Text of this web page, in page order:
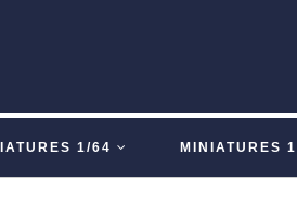
1/64 MINIATURES